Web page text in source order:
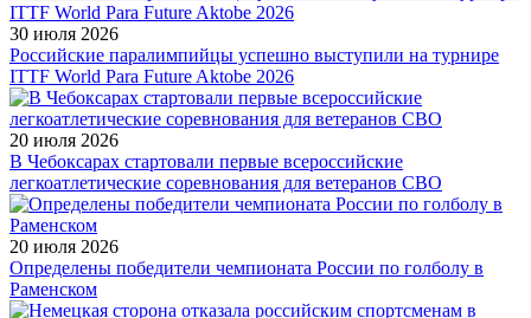
30 июля 2026
Российские паралимпийцы успешно выступили на турнире
ITTF World Para Future Aktobe 2026
20 июля 2026
В Чебоксарах стартовали первые всероссийские
легкоатлетические соревнования для ветеранов СВО
20 июля 2026
Определены победители чемпионата России по голболу в
Раменском